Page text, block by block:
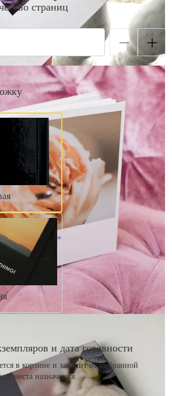
страниц
и дата готовности
в корзине и зависит от выбранной
и места назначения.